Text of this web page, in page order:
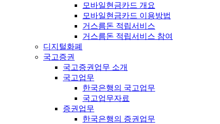
모바일현금카드 개요
모바일현금카드 이용방법
거스름돈 적립서비스
거스름돈 적립서비스 참여
디지털화폐
국고증권
국고증권업무 소개
국고업무
한국은행의 국고업무
국고업무자료
증권업무
한국은행의 증권업무